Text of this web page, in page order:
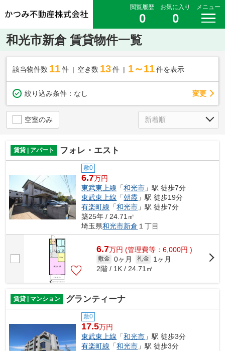
閲覧履歴
0
お気に入り
0
メニュー
和光市新倉 賃貸物件一覧
該当物件数 11件 空き数 13 件 1～11 件を表示
絞り込み条件： なし 変更
空室のみ
賃貸 | アパート フォレ・エスト
敷0
6.7万円
東武東上線 「和光市 」駅 徒歩7分
東武東上線 「朝霞 」駅 徒歩19分
有楽町線 「和光市 」駅 徒歩7分
築25年 / 24.71㎡
埼玉県和光市新倉 １丁目
6.7万円 (管理費等：6,000円 )
敷金 0ヶ月 礼金
1ヶ月
2階 / 1K / 24.71㎡
賃貸 | マンション グランティーナ
敷0
17.5万円
東武東上線 「和光市 」駅 徒歩3分
有楽町線 「和光市 」駅 徒歩3分